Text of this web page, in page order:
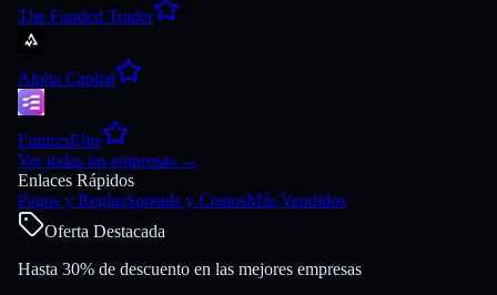
The Funded Trader
Alpha Capital
FuturesElite
Ver todas las empresas →
Enlaces Rápidos
Pagos y ReglasSpreads y CostosMás Vendidos
Oferta Destacada
Hasta 30% de descuento en las mejores empresas